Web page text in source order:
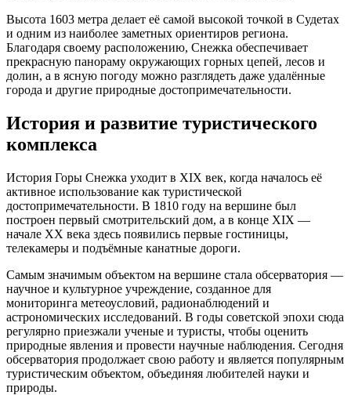
Высота 1603 метра делает её самой высокой точкой в Судетах
и одним из наиболее заметных ориентиров региона.
Благодаря своему расположению, Снежка обеспечивает
прекрасную панораму окружающих горных цепей, лесов и
долин, а в ясную погоду можно разглядеть даже удалённые
города и другие природные достопримечательности.
История и развитие туристического
комплекса
История Горы Снежка уходит в XIX век, когда началось её
активное использование как туристической
достопримечательности. В 1810 году на вершине был
построен первый смотрительский дом, а в конце XIX —
начале XX века здесь появились первые гостиницы,
телекамеры и подъёмные канатные дороги.
Самым значимым объектом на вершине стала обсерватория —
научное и культурное учреждение, созданное для
мониторинга метеоусловий, радионаблюдений и
астрономических исследований. В годы советской эпохи сюда
регулярно приезжали ученые и туристы, чтобы оценить
природные явления и провести научные наблюдения. Сегодня
обсерватория продолжает свою работу и является популярным
туристическим объектом, объединяя любителей науки и
природы.